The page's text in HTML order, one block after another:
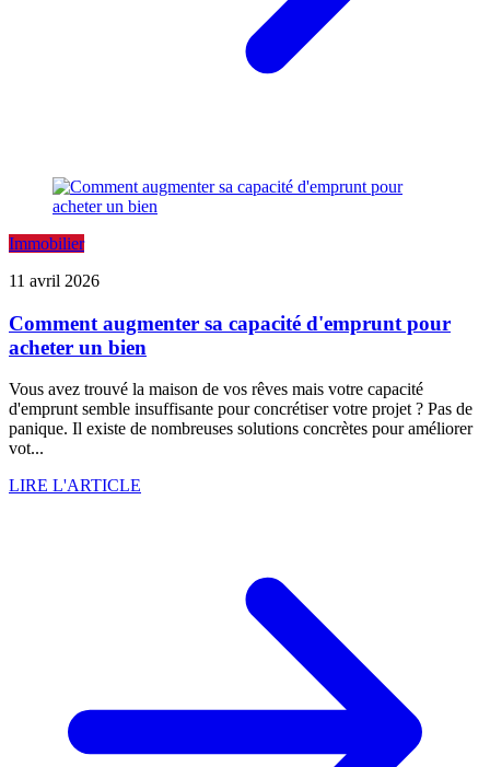
Immobilier
11 avril 2026
Comment augmenter sa capacité d'emprunt pour
acheter un bien
Vous avez trouvé la maison de vos rêves mais votre capacité
d'emprunt semble insuffisante pour concrétiser votre projet ? Pas de
panique. Il existe de nombreuses solutions concrètes pour améliorer
vot...
LIRE L'ARTICLE